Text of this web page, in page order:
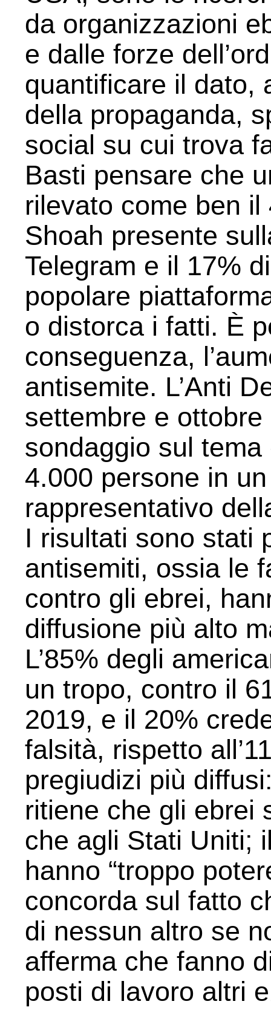
da organizzazioni
e dalle forze
quantificare il dato,
della propaganda,
social su cui trova
Basti pensare che
rilevato come ben
Shoah presente
Telegram e il 17%
popolare
o distorca i fatti. È
conseguenza,
antisemite. L’Anti
settembre e
sondaggio sul
4.000 persone in
rappresentativo
I risultati sono stati
antisemiti, ossia le
contro gli ebrei,
diffusione più alto
L’85% degli
un tropo, contro il
2019, e il 20%
falsità, rispetto
pregiudizi più
ritiene che gli ebrei
che agli Stati Uniti;
hanno “troppo
concorda sul fatto
di nessun altro se
afferma che fanno
posti di lavoro altri